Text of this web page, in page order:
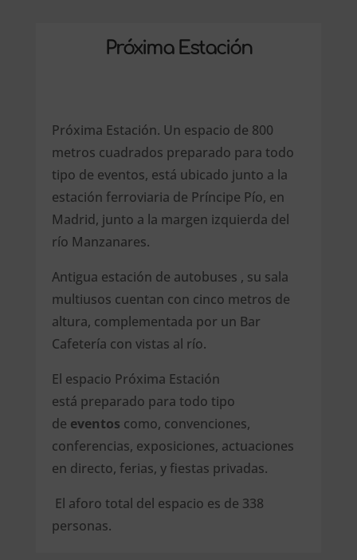
Próxima Estación
Próxima Estación. Un espacio de 800
metros cuadrados preparado para todo
tipo de eventos, está ubicado junto a la
estación ferroviaria de Príncipe Pío, en
Madrid, junto a la margen izquierda del
río Manzanares.
Antigua estación de autobuses , su sala
multiusos cuentan con cinco metros de
altura, complementada por un Bar
Cafetería con vistas al río.
El espacio Próxima Estación
está preparado para todo tipo
de eventos como, convenciones,
conferencias, exposiciones, actuaciones
en directo, ferias, y fiestas privadas.
El aforo total del espacio es de 338
personas.